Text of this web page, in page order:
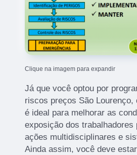
Clique na imagem para expandir
Já que você optou por
riscos preços São Lourenço,
é ideal para melhorar as
exposição dos trabalhadores
ações multidisciplinares e
Ainda assim, você deve